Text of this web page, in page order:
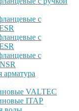
с
с
с
арматура
VALTEC
ITAP